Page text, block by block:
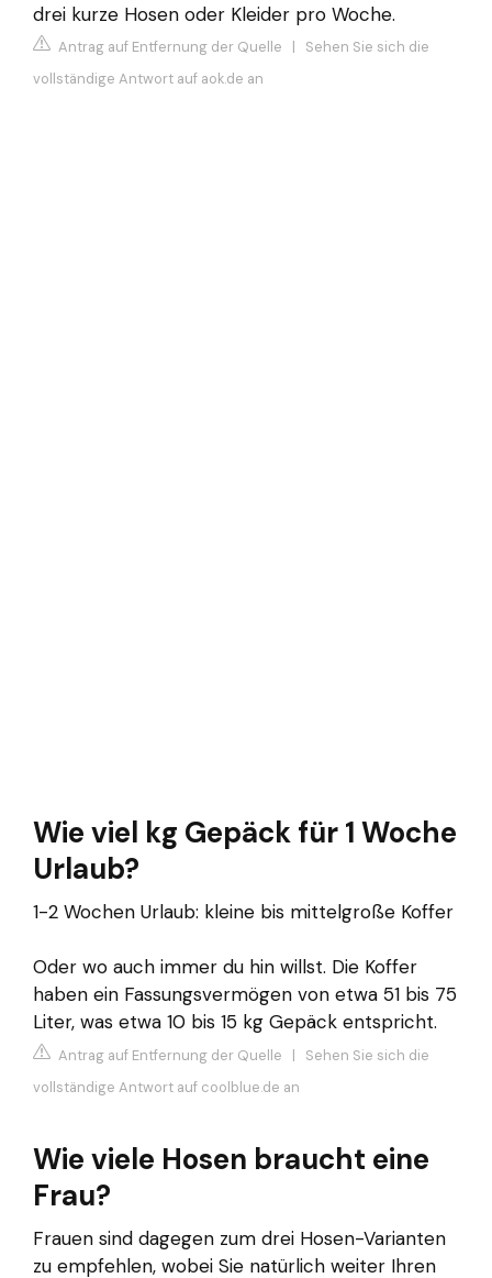
drei kurze Hosen oder Kleider pro Woche.
Antrag auf Entfernung der Quelle | Sehen Sie sich die
vollständige Antwort auf aok.de an
Wie viel kg Gepäck für 1 Woche
Urlaub?
1-2 Wochen Urlaub: kleine bis mittelgroße Koffer
Oder wo auch immer du hin willst. Die Koffer
haben ein Fassungsvermögen von etwa 51 bis 75
Liter, was etwa 10 bis 15 kg Gepäck entspricht.
Antrag auf Entfernung der Quelle | Sehen Sie sich die
vollständige Antwort auf coolblue.de an
Wie viele Hosen braucht eine
Frau?
Frauen sind dagegen zum drei Hosen-Varianten
zu empfehlen, wobei Sie natürlich weiter Ihren